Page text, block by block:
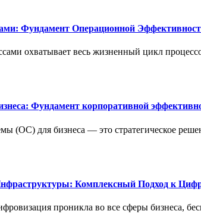
Фундамент Операционной
охватывает весь жизненный цикл
Фундамент корпоративной
(ОС) для бизнеса — это стратегическое
Комплексный Подход к
проникла во все сферы бизнеса,